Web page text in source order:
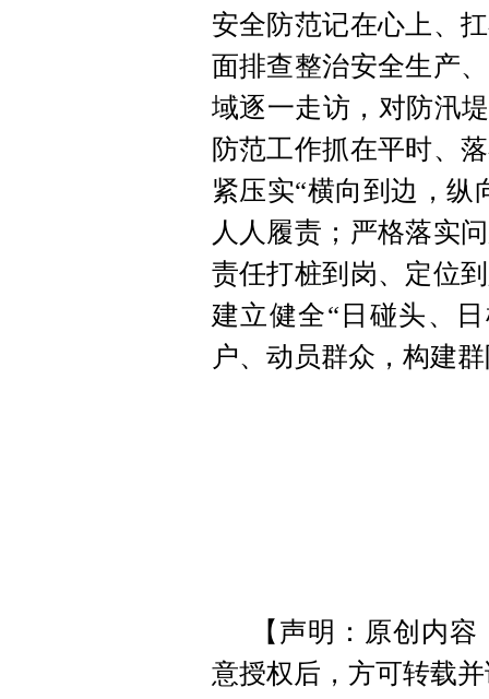
安全防范记在心上、
面排查整治安全生产
域逐一走访，对防汛
防范工作抓在平时、
紧压实“横向到边，纵
人人履责；严格落实
责任打桩到岗、定位
建立健全“日碰头、
户、动员群众，构建
【声明：原创内
意授权后，方可转载